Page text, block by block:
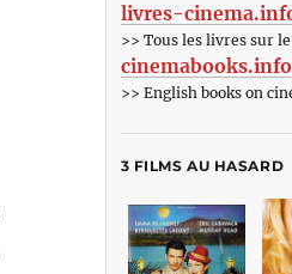
livres-
>> Tous les livres sur
cinemabooks.info
>> English books on
3 FILMS AU HASARD